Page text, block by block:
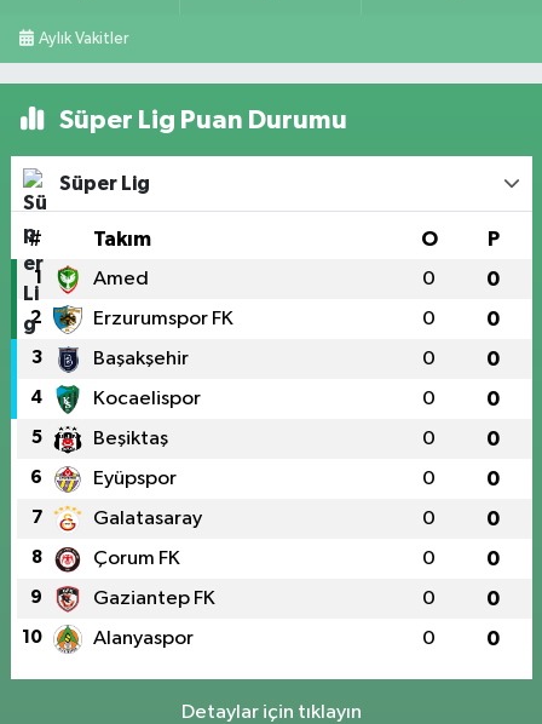
Aylık Vakitler
Süper Lig Puan Durumu
Süper Lig
# Takım O P
1 Amed 0 0
2 Erzurumspor FK 0 0
3 Başakşehir 0 0
4 Kocaelispor 0 0
5 Beşiktaş 0 0
6 Eyüpspor 0 0
7 Galatasaray 0 0
8 Çorum FK 0 0
9 Gaziantep FK 0 0
10 Alanyaspor 0 0
Detaylar için tıklayın